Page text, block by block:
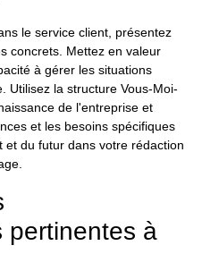
le service client, présentez
concrets. Mettez en valeur
à gérer les situations
Utilisez la structure Vous-Moi-
de l'entreprise et
et les besoins spécifiques
du futur dans votre rédaction
pertinentes à